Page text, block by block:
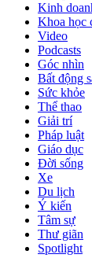
Kinh
Khoa học
Video
Podcasts
Góc nhìn
Bất động
Sức khỏe
Thể thao
Giải trí
Pháp luật
Giáo dục
Đời sống
Xe
Du lịch
Ý kiến
Tâm sự
Thư giãn
Spotlight